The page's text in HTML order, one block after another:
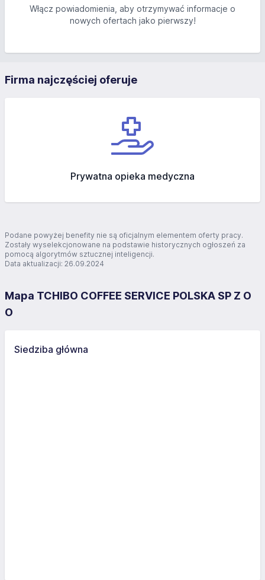
Włącz powiadomienia, aby otrzymywać informacje o
nowych ofertach jako pierwszy!
Firma najczęściej oferuje
Prywatna opieka medyczna
Podane powyżej benefity nie są oficjalnym elementem oferty pracy.
Zostały wyselekcjonowane na podstawie historycznych ogłoszeń za
pomocą algorytmów sztucznej inteligencji.
Data aktualizacji: 26.09.2024
Mapa TCHIBO COFFEE SERVICE POLSKA SP Z O
O
Siedziba główna